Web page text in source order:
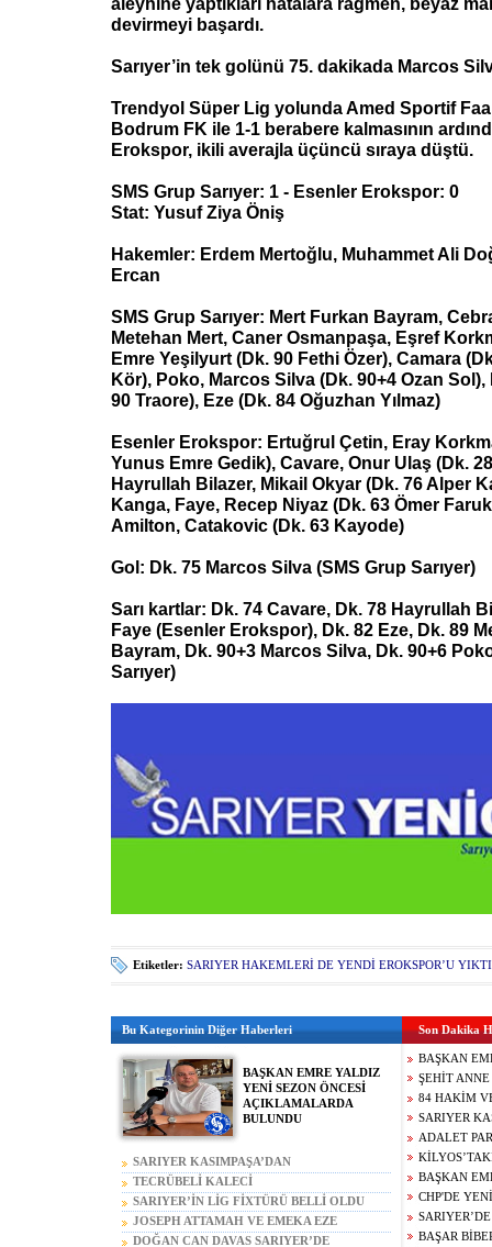
devirmeyi başardı.
Sarıyer’in tek golünü 75. dakikada Marcos
Trendyol Süper Lig yolunda Amed Sportif
Bodrum FK ile 1-1 berabere kalmasının
Erokspor, ikili averajla üçüncü sıraya düştü.
SMS Grup Sarıyer: 1 - Esenler Erokspor: 0
Stat: Yusuf Ziya Öniş
Hakemler: Erdem Mertoğlu, Muhammet Ali
Ercan
SMS Grup Sarıyer: Mert Furkan Bayram,
Metehan Mert, Caner Osmanpaşa, Eşref
Emre Yeşilyurt (Dk. 90 Fethi Özer), Camara
Kör), Poko, Marcos Silva (Dk. 90+4 Ozan Sol),
90 Traore), Eze (Dk. 84 Oğuzhan Yılmaz)
Esenler Erokspor: Ertuğrul Çetin, Eray
Yunus Emre Gedik), Cavare, Onur Ulaş (Dk.
Hayrullah Bilazer, Mikail Okyar (Dk. 76 Alper
Kanga, Faye, Recep Niyaz (Dk. 63 Ömer
Amilton, Catakovic (Dk. 63 Kayode)
Gol: Dk. 75 Marcos Silva (SMS Grup Sarıyer)
Sarı kartlar: Dk. 74 Cavare, Dk. 78 Hayrullah
Faye (Esenler Erokspor), Dk. 82 Eze, Dk. 89
Bayram, Dk. 90+3 Marcos Silva, Dk. 90+6
Sarıyer)
Etiketler: SARIYER HAKEMLERİ DE YENDİ EROKSPOR’U
Bu Kategorinin Diğer Haberleri
BAŞKAN EMRE YALDIZ
YENİ SEZON ÖNCESİ
AÇIKLAMALARDA
BULUNDU
SARIYER KASIMPAŞA’DAN
STANN DALO’YU KADROSUNA KATTI!!!
TECRÜBELİ KALECİ
BRAHİM SEHİC
SARIYER’DE
SARIYER’İN LİG FİXTÜRÜ BELLİ OLDU
JOSEPH ATTAMAH VE EMEKA EZE
SARIYER’DE
DOĞAN CAN DAVAS SARIYER’DE
Son Dakika
BAŞKAN
YENİ SEZON
ŞEHİT
ASGARİ
GAZİLERE
84 HAKİM
MEN
AKIN
CEZALARI
SARIYER
STANN
KATTI!!!
ADALET
KEMAL
HÜKÜMETİ
UYARDI!!!
EREN
NEDENİ
BAŞKAN
DURMAK
GENÇ
CHP'DE
İSTANBUL
36 İLÇE
BAŞAR